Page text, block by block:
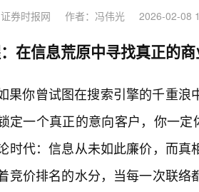
券时报网 作者：冯伟光 2026-02-08
在信息荒原中寻找真正的
果你曾试图在搜索引擎的千重浪
定一个真正的意向客户，你一
时代：信息从未如此廉价，而
竞价排名的水分，当每一次联